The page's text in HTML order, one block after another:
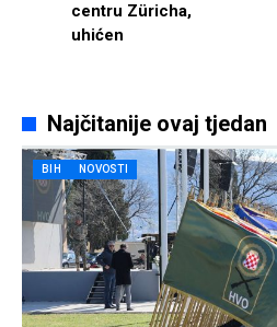
centru Züricha,
uhićen
Najčitanije ovaj tjedan
BIH NOVOSTI